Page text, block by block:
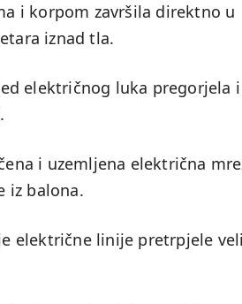
i korpom završila direktno u
iznad tla.
električnog luka pregorjela i
i uzemljena električna
iz balona.
električne linije pretrpjele